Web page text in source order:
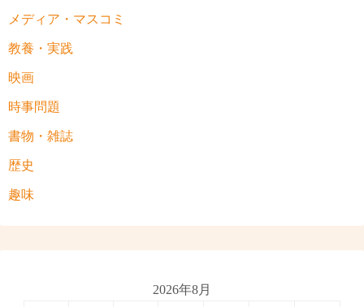
メディア・マスコミ
教養・実践
映画
時事問題
書物・雑誌
歴史
趣味
2026年8月